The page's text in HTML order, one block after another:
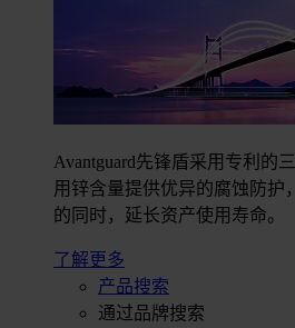
Avantguard先锋盾采用专利的
用锌含量提供优异的腐蚀防护
的同时，延长资产使用寿命。
了解更多
产品搜索
通过品牌搜索